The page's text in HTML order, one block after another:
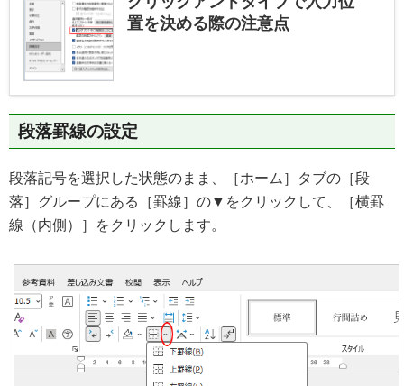
置を決める際の注意点
段落罫線の設定
段落記号を選択した状態のまま、［ホーム］タブの［段
落］グループにある［罫線］の▼をクリックして、［横罫
線（内側）］をクリックします。